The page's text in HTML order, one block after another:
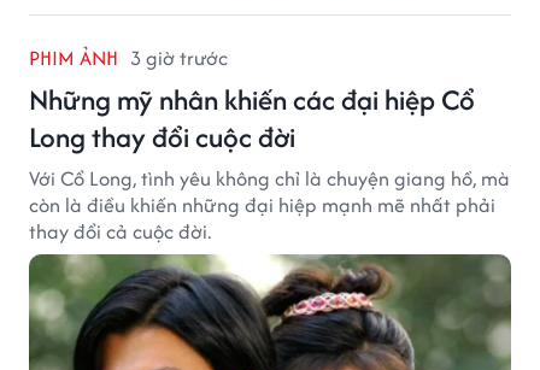
PHIM ẢNH 3 giờ trước
Những mỹ nhân khiến các đại hiệp Cổ
Long thay đổi cuộc đời
Với Cổ Long, tình yêu không chỉ là chuyện giang hồ, mà
còn là điều khiến những đại hiệp mạnh mẽ nhất phải
thay đổi cả cuộc đời.